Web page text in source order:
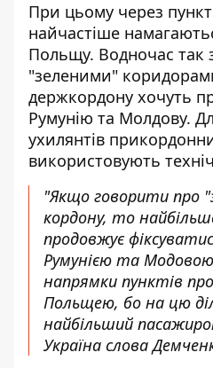
При цьому через
найчастіше
Польщу. Водночас так
"зеленими"
держкордону хочуть
Румунію та Молдову.
ухилянтів
використовують
"Якщо говорити про
кордону, то
продовжує
Румунією та
напрямки пунктів
Польщею, бо на цю
найбільший
Україна слова